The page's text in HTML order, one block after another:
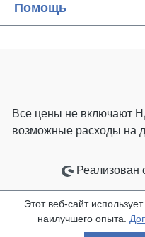
Помощь
Все цены не включают
возможные расходы на
Реализован
Этот веб-сайт
наилучшего опыта.